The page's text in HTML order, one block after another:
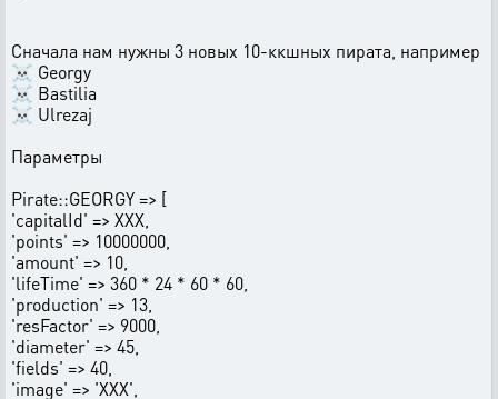
Сначала нам нужны 3 новых 10-ккшных пирата, например
☠ Georgy
☠ Bastilia
☠ Ulrezaj
Параметры
Pirate::GEORGY => [
'capitalId' => XXX,
'points' => 10000000,
'amount' => 10,
'lifeTime' => 360 * 24 * 60 * 60,
'production' => 13,
'resFactor' => 9000,
'diameter' => 45,
'fields' => 40,
'image' => 'XXX',